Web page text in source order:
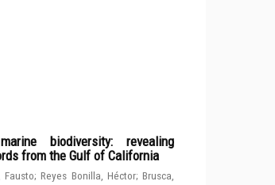
biodiversity: revealing
from the Gulf of California
Fausto;Reyes Bonilla, Héctor; Brusca,